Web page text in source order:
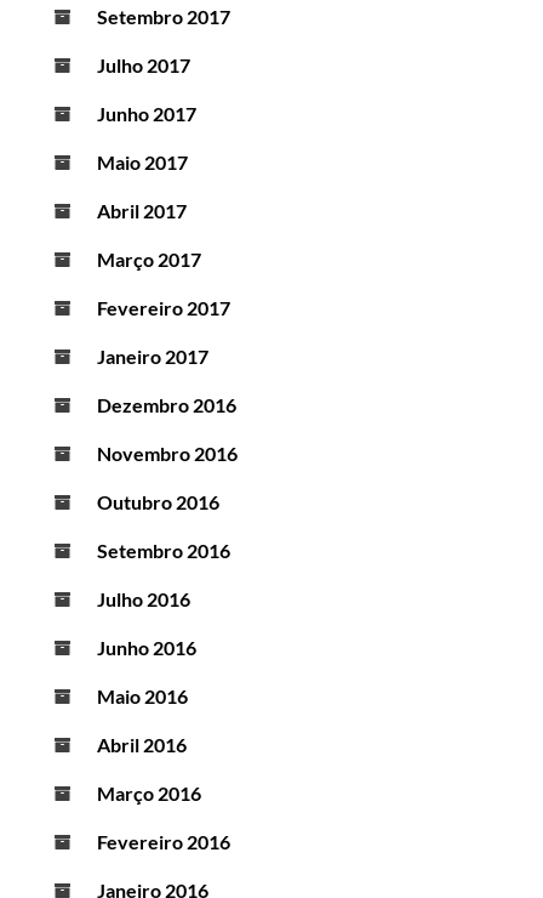
Setembro 2017
Julho 2017
Junho 2017
Maio 2017
Abril 2017
Março 2017
Fevereiro 2017
Janeiro 2017
Dezembro 2016
Novembro 2016
Outubro 2016
Setembro 2016
Julho 2016
Junho 2016
Maio 2016
Abril 2016
Março 2016
Fevereiro 2016
Janeiro 2016